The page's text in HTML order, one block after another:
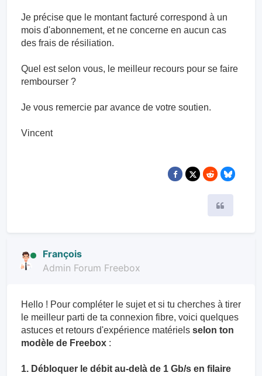
Je précise que le montant facturé correspond à un
mois d'abonnement, et ne concerne en aucun cas
des frais de résiliation.
Quel est selon vous, le meilleur recours pour se faire
rembourser ?
Je vous remercie par avance de votre soutien.
Vincent
François
Admin Forum Freebox
Hello ! Pour compléter le sujet et si tu cherches à tirer
le meilleur parti de ta connexion fibre, voici quelques
astuces et retours d'expérience matériels selon ton
modèle de Freebox :
1. Débloquer le débit au-delà de 1 Gb/s en filaire